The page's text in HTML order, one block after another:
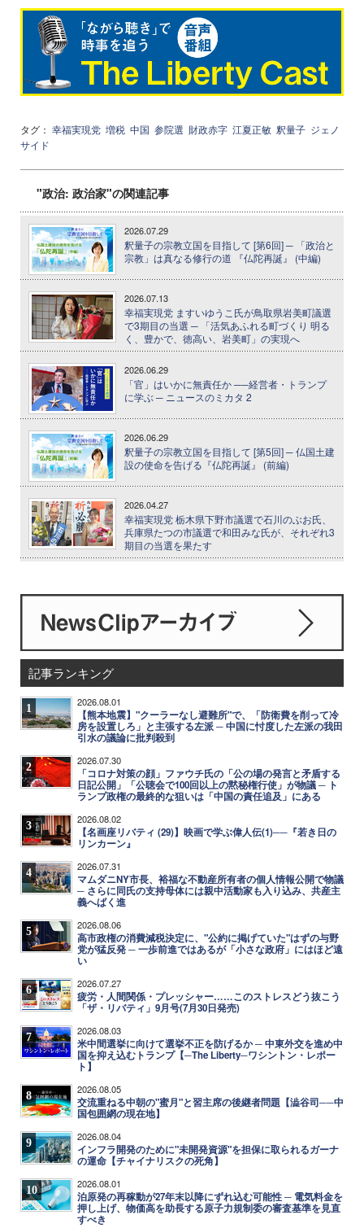
タグ： 幸福実現党 増税 中国 参院選 財政赤字 江夏正敏 釈量子 ジェノ
サイド
"政治: 政治家"の関連記事
2026.07.29
釈量子の宗教立国を目指して [第6回] ─ 「政治と
宗教」は真なる修行の道 『仏陀再誕』 (中編)
2026.07.13
幸福実現党 ますいゆうこ氏が鳥取県岩美町議選
で3期目の当選 ─ 「活気あふれる町づくり 明る
く、豊かで、徳高い、岩美町」の実現へ
2026.06.29
「官」はいかに無責任か ──経営者・トランプ
に学ぶ ─ ニュースのミカタ 2
2026.06.29
釈量子の宗教立国を目指して [第5回] ─ 仏国土建
設の使命を告げる『仏陀再誕』 (前編)
2026.04.27
幸福実現党 栃木県下野市議選で石川のぶお氏、
兵庫県たつの市議選で和田みな氏が、それぞれ3
期目の当選を果たす
記事ランキング
1 2026.08.01
【熊本地震】"クーラーなし避難所"で、「防衛費を削って冷
房を設置しろ」と主張する左派 ─ 中国に忖度した左派の我田
引水の議論に批判殺到
2 2026.07.30
「コロナ対策の顔」ファウチ氏の「公の場の発言と矛盾する
日記公開」「公聴会で100回以上の黙秘権行使」が物議 ─ ト
ランプ政権の最終的な狙いは「中国の責任追及」にある
3 2026.08.02
【名画座リバティ (29)】映画で学ぶ偉人伝(1)──『若き日の
リンカーン』
4 2026.07.31
マムダニNY市長、裕福な不動産所有者の個人情報公開で物議
─ さらに同氏の支持母体には親中活動家も入り込み、共産主
義へばく進
5 2026.08.06
高市政権の消費減税決定に、"公約に掲げていた"はずの与野
党が猛反発 ─ 一歩前進ではあるが「小さな政府」にはほど遠
い
6 2026.07.27
疲労・人間関係・プレッシャー……このストレスどう抜こう
「ザ・リバティ」9月号(7月30日発売)
7 2026.08.03
米中間選挙に向けて選挙不正を防げるか ─ 中東外交を進め中
国を抑え込むトランプ【─The Liberty─ワシントン・レポー
ト】
8 2026.08.05
交流重ねる中朝の"蜜月"と習主席の後継者問題【澁谷司──中
国包囲網の現在地】
9 2026.08.04
インフラ開発のために"未開発資源"を担保に取られるガーナ
の運命【チャイナリスクの死角】
10 2026.08.01
泊原発の再稼動が27年末以降にずれ込む可能性 ─ 電気料金を
押し上げ、物価高を助長する原子力規制委の審査基準を見直
すべき